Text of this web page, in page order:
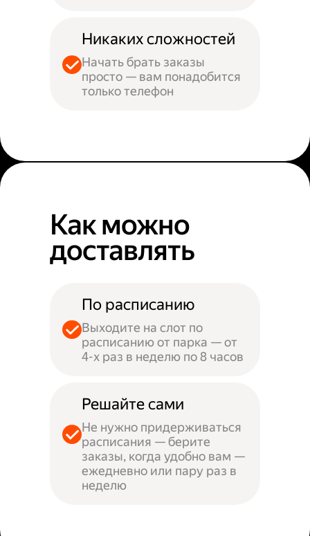
Никаких сложностей
Начать брать заказы
просто — вам понадобится
только телефон
Как можно
доставлять
По расписанию
Выходите на слот по
расписанию от парка — от
4-х раз в неделю по 8 часов
Решайте сами
Не нужно придерживаться
расписания — берите
заказы, когда удобно вам —
ежедневно или пару раз в
неделю